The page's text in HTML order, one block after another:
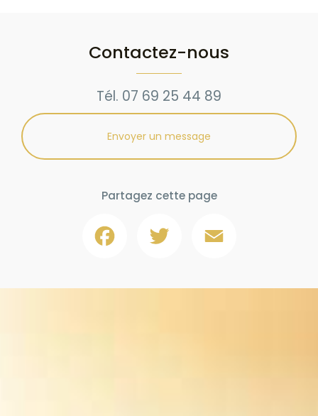
Contactez-nous
Tél. 07 69 25 44 89
Envoyer un message
Partagez cette page